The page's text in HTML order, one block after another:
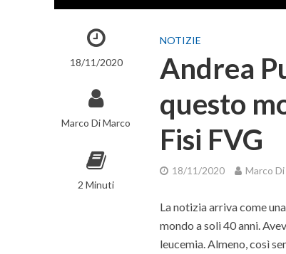
18/11/2020
Marco Di Marco
2 Minuti
NOTIZIE
Andrea
questo
Fisi FVG
18/11/2020 Marco
La notizia arriva come
mondo a soli 40 anni.
leucemia. Almeno, così